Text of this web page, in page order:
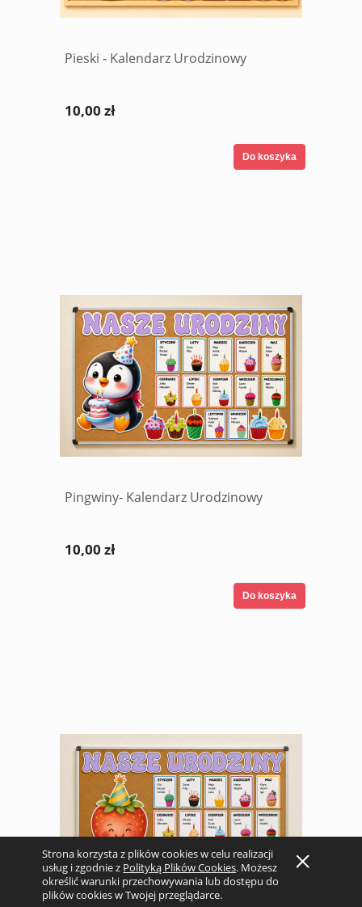
Strona korzysta z plików cookies w celu realizacji
usług i zgodnie z Polityką Plików Cookies. Możesz
określić warunki przechowywania lub dostępu do
plików cookies w Twojej przeglądarce.
Pieski - Kalendarz Urodzinowy
10,00 zł
Do koszyka
Pingwiny- Kalendarz Urodzinowy
10,00 zł
Do koszyka